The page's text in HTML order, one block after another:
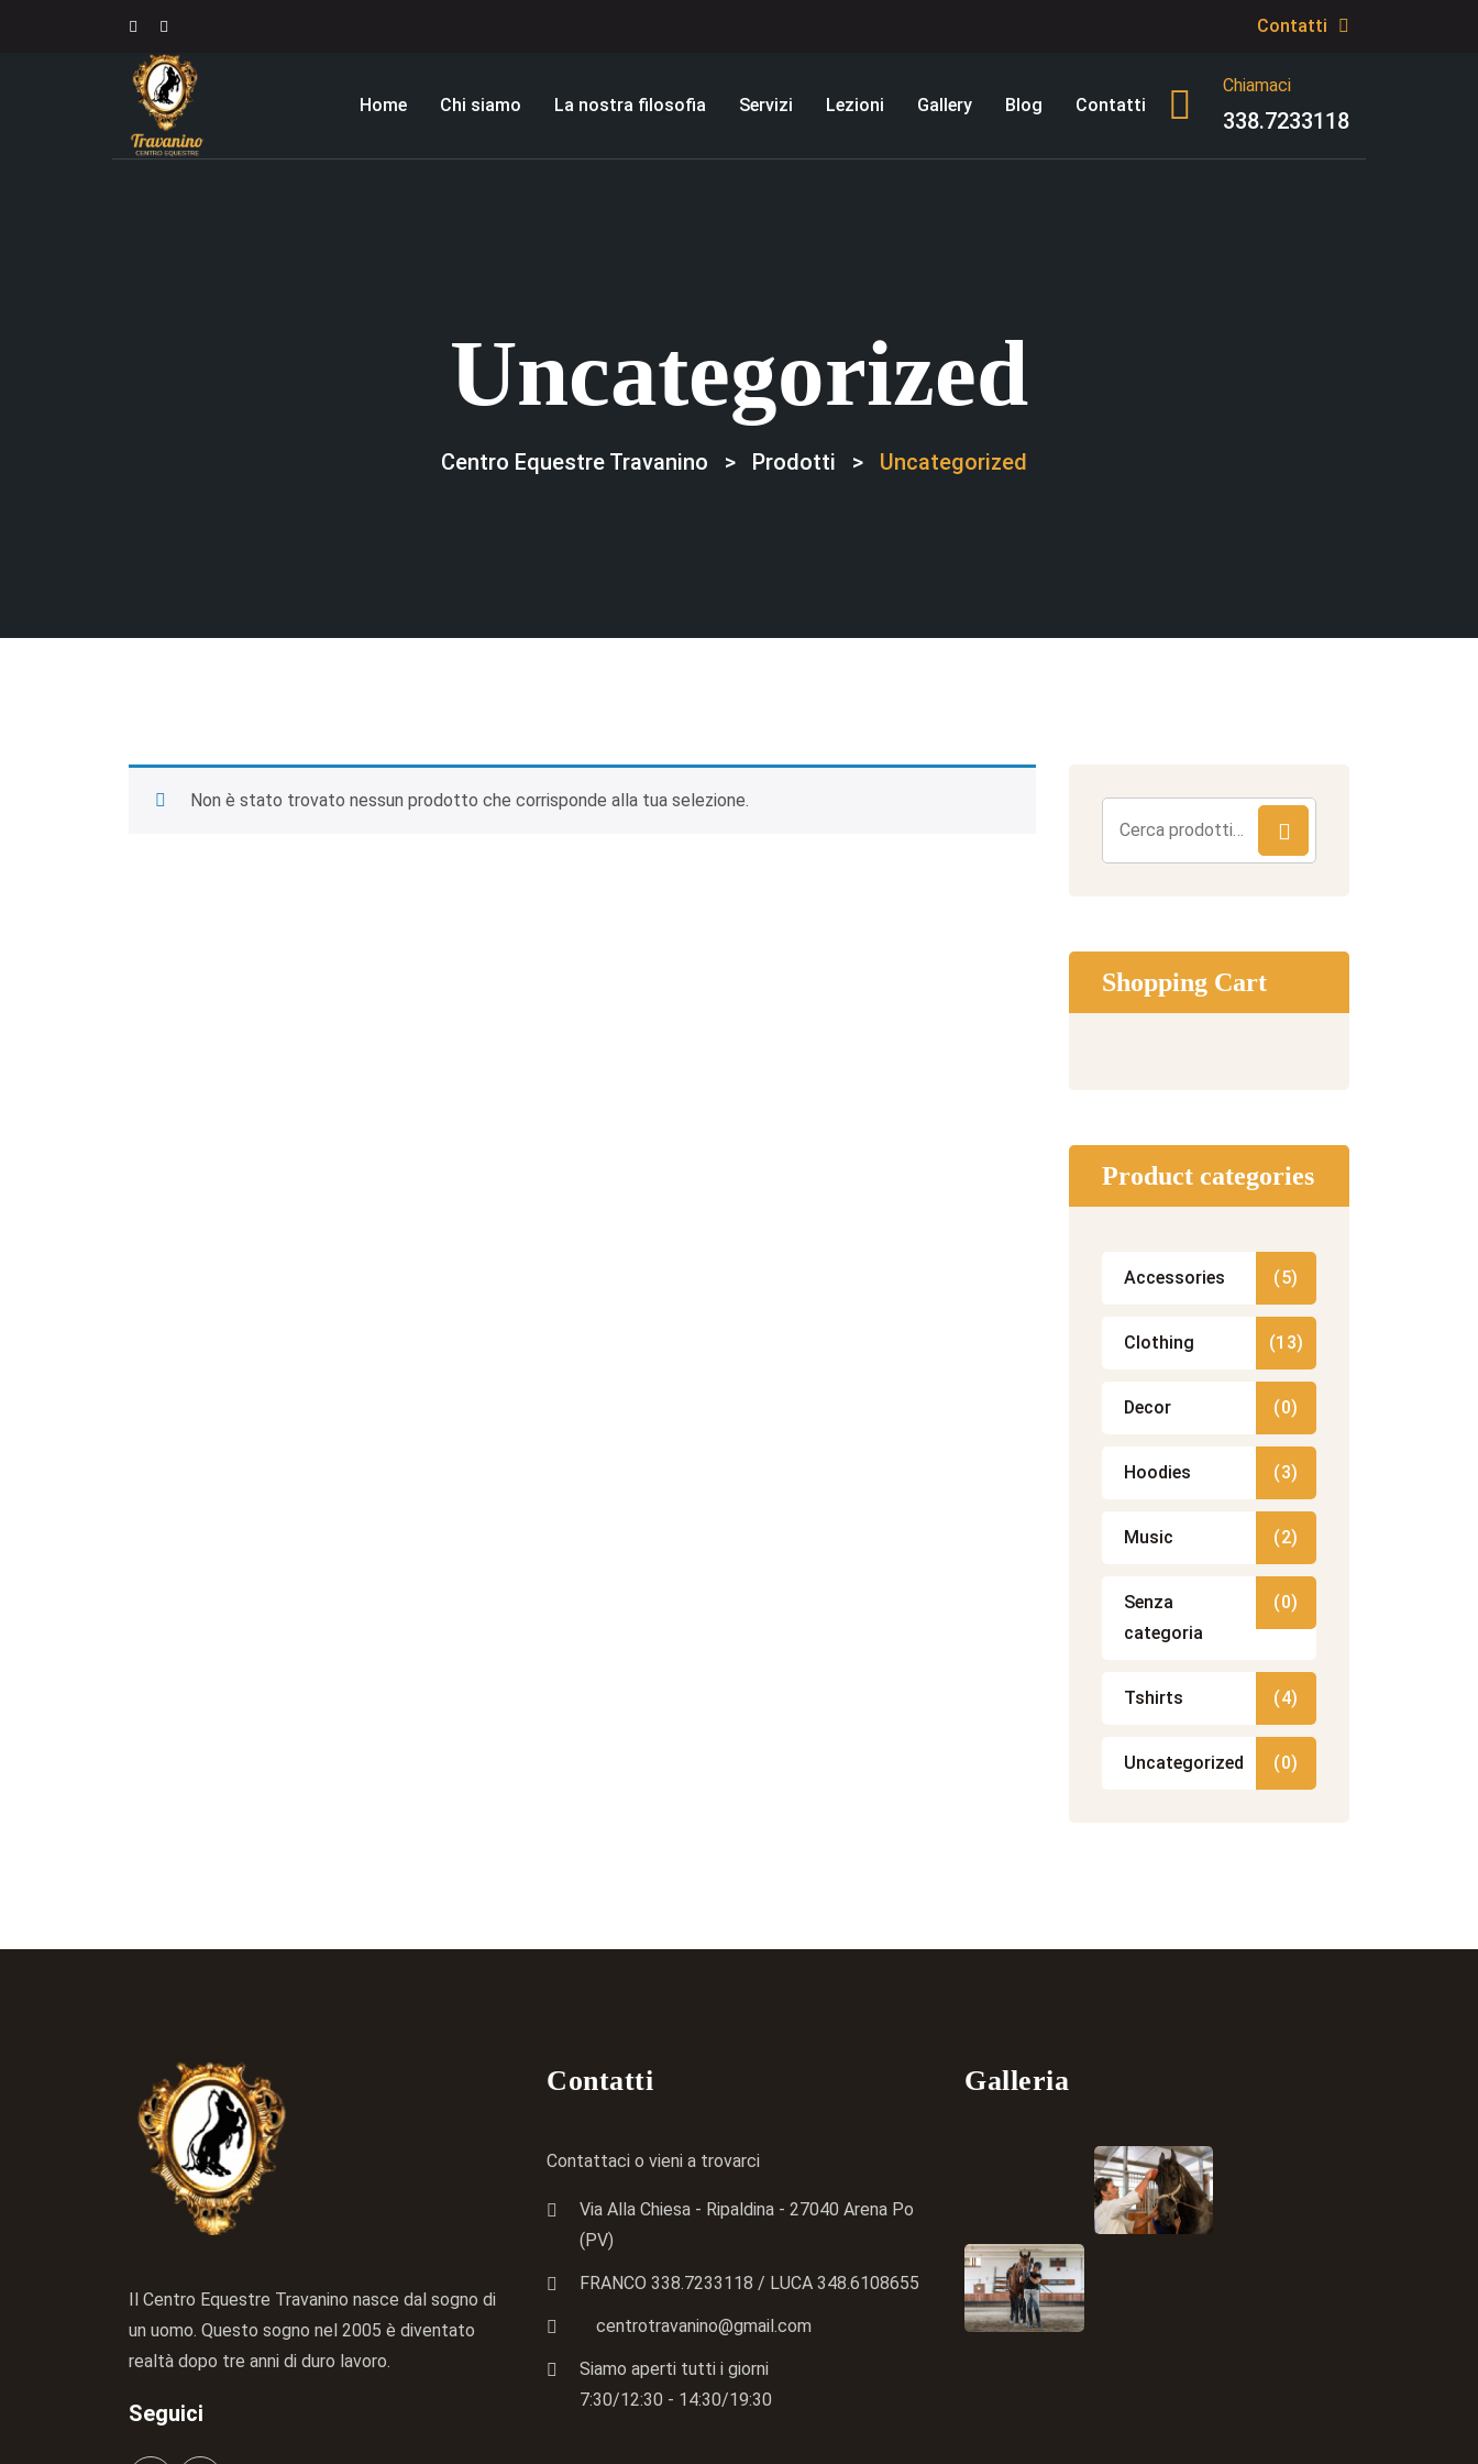
Contatti
Home Chi siamo La nostra filosofia Servizi Lezioni Gallery Blog Contatti
Chiamaci
338.7233118
Uncategorized
Centro Equestre Travanino > Prodotti > Uncategorized
Non è stato trovato nessun prodotto che corrisponde alla tua selezione.
Shopping Cart
Product categories
Accessories (5)
Clothing (13)
Decor (0)
Hoodies (3)
Music (2)
Senza
categoria
(0)
Tshirts (4)
Uncategorized (0)
Il Centro Equestre Travanino nasce dal sogno di
un uomo. Questo sogno nel 2005 è diventato
realtà dopo tre anni di duro lavoro.
Seguici
Contatti
Contattaci o vieni a trovarci
Via Alla Chiesa - Ripaldina - 27040 Arena Po
(PV)
FRANCO 338.7233118 / LUCA 348.6108655
centrotravanino@gmail.com
Siamo aperti tutti i giorni
7:30/12:30 - 14:30/19:30
Galleria